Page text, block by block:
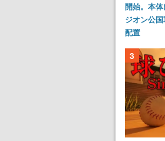
開始。本
ジオン公
配置
3